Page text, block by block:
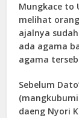
Mungkace to
melihat
ajalnya
ada agama
agama
Sebelum
daeng Nyori